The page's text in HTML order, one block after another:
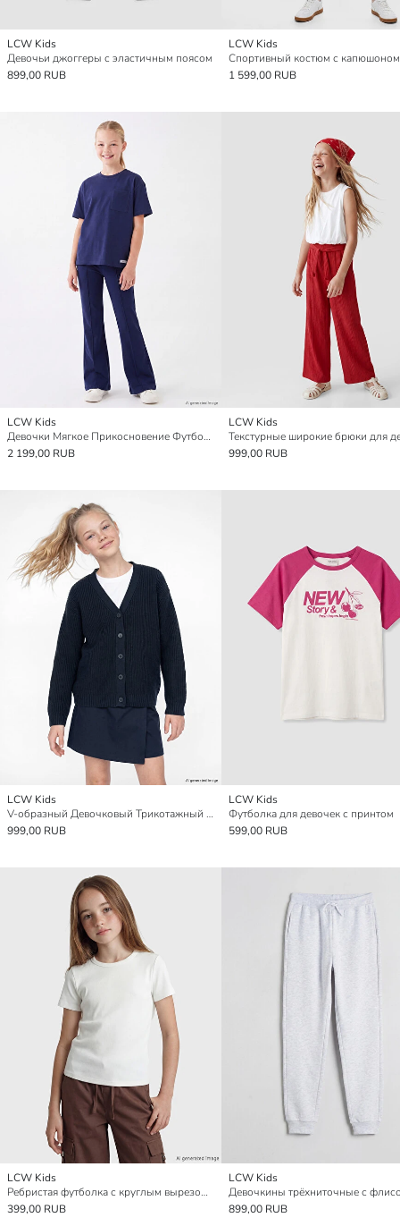
LCW Kids
Девочьи джоггеры с эластичным поясом
899,00 RUB
LCW Kids
1 599,00 RUB
LCW Kids
Девочки Мягкое Прикосновение Футболка и Расклешённые Леггинсы
2 199,00 RUB
LCW Kids
Текстурные широкие брюки для
999,00 RUB
LCW Kids
V-образный Девочковый Трикотажный Кардиган
999,00 RUB
LCW Kids
Футболка для девочек с принтом
599,00 RUB
LCW Kids
Ребристая футболка с круглым вырезом для девочек
399,00 RUB
LCW Kids
899,00 RUB